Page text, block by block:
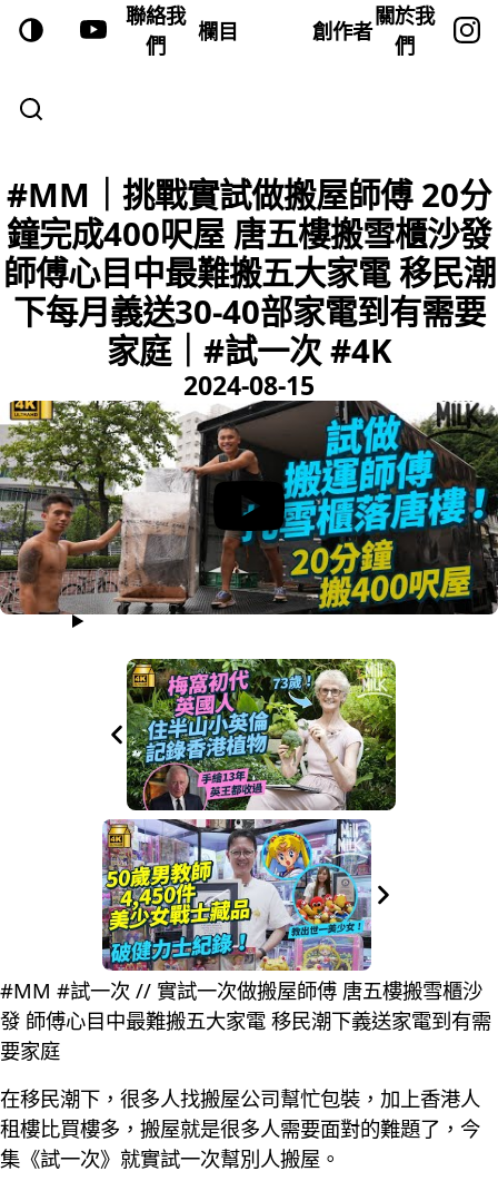
聯絡我
們
欄目 創作者
關於我
們
#MM｜挑戰實試做搬屋師傅 20分
鐘完成400呎屋 唐五樓搬雪櫃沙發
師傅心目中最難搬五大家電 移民潮
下每月義送30-40部家電到有需要
家庭｜#試一次 #4K
2024-08-15
#MM #試一次 // 實試一次做搬屋師傅 唐五樓搬雪櫃沙
發 師傅心目中最難搬五大家電 移民潮下義送家電到有需
要家庭
在移民潮下，很多人找搬屋公司幫忙包裝，加上香港人
租樓比買樓多，搬屋就是很多人需要面對的難題了，今
集《試一次》就實試一次幫別人搬屋。